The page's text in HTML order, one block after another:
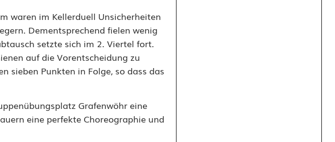
waren im Kellerduell Unsicherheiten
Dementsprechend fielen wenig
setzte sich im 2. Viertel fort.
auf die Vorentscheidung zu
sieben Punkten in Folge, so dass das
Grafenwöhr eine
eine perfekte Choreographie und